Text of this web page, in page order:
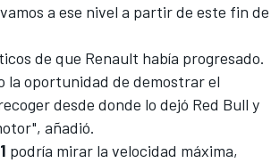
a ese nivel a partir de este fin de
de que Renault había progresado.
la oportunidad de demostrar el
desde donde lo dejó Red Bull y
añadió.
podría mirar la velocidad máxima,